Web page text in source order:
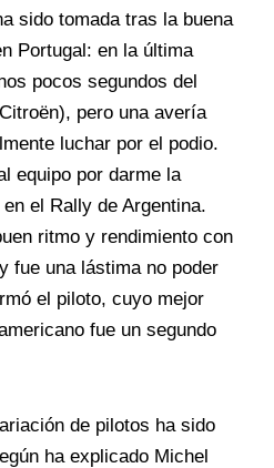
sido tomada tras la buena
Portugal: en la última
pocos segundos del
pero una avería
luchar por el podio.
equipo por darme la
el Rally de Argentina.
ritmo y rendimiento con
fue una lástima no poder
el piloto, cuyo mejor
fue un segundo
de pilotos ha sido
ha explicado Michel